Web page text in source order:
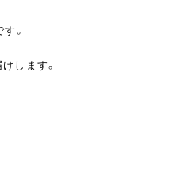
。
します。